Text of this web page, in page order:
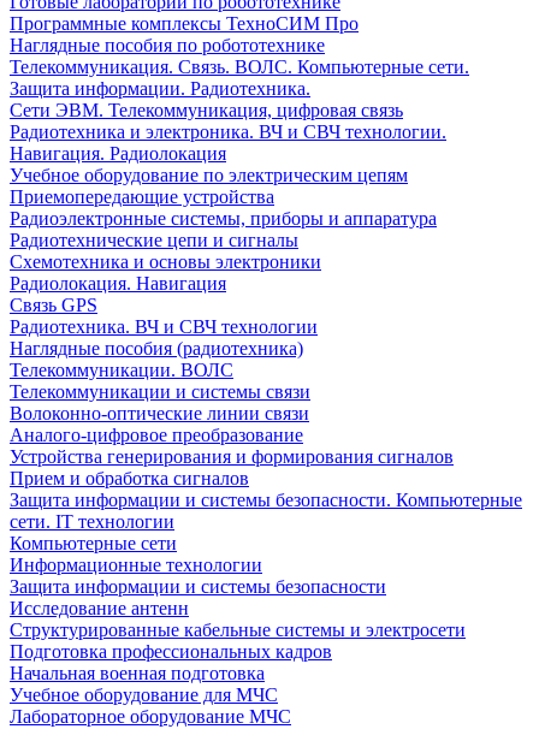
Программные комплексы ТехноСИМ Про
Наглядные пособия по робототехнике
Телекоммуникация. Связь. ВОЛС. Компьютерные сети.
Защита информации. Радиотехника.
Сети ЭВМ. Телекоммуникация, цифровая связь
Радиотехника и электроника. ВЧ и СВЧ технологии.
Навигация. Радиолокация
Учебное оборудование по электрическим цепям
Приемопередающие устройства
Радиоэлектронные системы, приборы и аппаратура
Радиотехнические цепи и сигналы
Схемотехника и основы электроники
Радиолокация. Навигация
Связь GPS
Радиотехника. ВЧ и СВЧ технологии
Наглядные пособия (радиотехника)
Телекоммуникации. ВОЛС
Телекоммуникации и системы связи
Волоконно-оптические линии связи
Аналого-цифровое преобразование
Устройства генерирования и формирования сигналов
Прием и обработка сигналов
Защита информации и системы безопасности. Компьютерные
сети. IT технологии
Компьютерные сети
Информационные технологии
Защита информации и системы безопасности
Исследование антенн
Структурированные кабельные системы и электросети
Подготовка профессиональных кадров
Начальная военная подготовка
Учебное оборудование для МЧС
Лабораторное оборудование МЧС